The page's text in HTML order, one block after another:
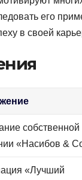
его
в своей
собственной
«Насибов &
«Лучший